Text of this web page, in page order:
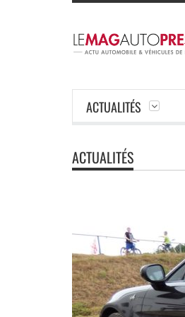
ACTUALITÉS
ACTUALITÉS